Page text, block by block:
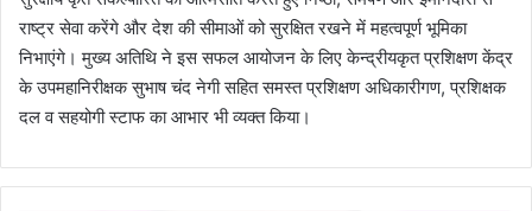
राष्ट्र सेवा करेंगे और देश की सीमाओं को सुरक्षित रखने में महत्वपूर्ण भूमिका
निभाएंगे। मुख्य अतिथि ने इस सफल आयोजन के लिए केन्द्रीयकृत प्रशिक्षण केंद्र
के उपमहानिरीक्षक सुभाष चंद नेगी सहित समस्त प्रशिक्षण अधिकारीगण, प्रशिक्षक
दल व सहयोगी स्टाफ का आभार भी व्यक्त किया।